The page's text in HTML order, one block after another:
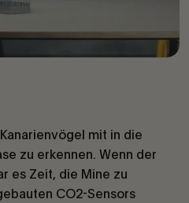
mit in die
zu erkennen. Wenn der
es Zeit, die Mine zu
CO2-Sensors